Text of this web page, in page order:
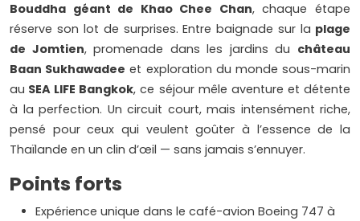
Bouddha géant de Khao Chee Chan, chaque étape
réserve son lot de surprises. Entre baignade sur la plage
de Jomtien, promenade dans les jardins du château
Baan Sukhawadee et exploration du monde sous-marin
au SEA LIFE Bangkok, ce séjour mêle aventure et détente
à la perfection. Un circuit court, mais intensément riche,
pensé pour ceux qui veulent goûter à l’essence de la
Thaïlande en un clin d’œil — sans jamais s’ennuyer.
Points forts
Expérience unique dans le café-avion Boeing 747 à